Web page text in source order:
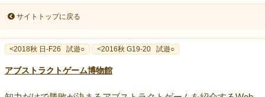
サイトトップに戻る
<2018秋 日-F26 試遊○ <2016秋 G19-20 試遊○
アブストラクトゲーム博物館